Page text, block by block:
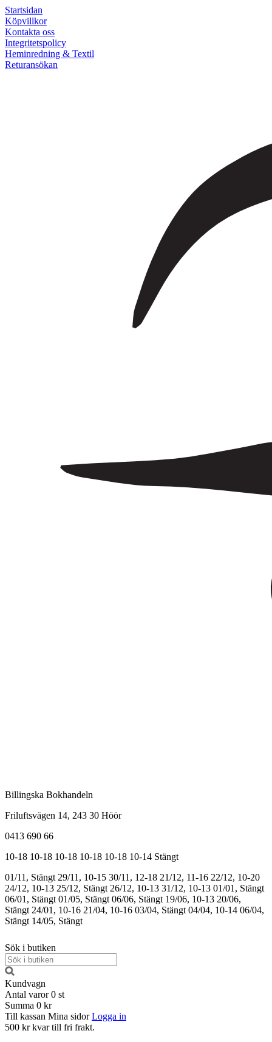
Startsidan
Köpvillkor
Kontakta oss
Integritetspolicy
Heminredning & Textil
Returansökan
Billingska Bokhandeln
Friluftsvägen 14, 243 30 Höör
0413 690 66
10-18 10-18 10-18 10-18 10-18 10-14 Stängt
01/11, Stängt 29/11, 10-15 30/11, 12-18 21/12, 11-16 22/12, 10-20
24/12, 10-13 25/12, Stängt 26/12, 10-13 31/12, 10-13 01/01, Stängt
06/01, Stängt 01/05, Stängt 06/06, Stängt 19/06, 10-13 20/06,
Stängt 24/01, 10-16 21/04, 10-16 03/04, Stängt 04/04, 10-14 06/04,
Stängt 14/05, Stängt
Sök i butiken
Kundvagn
Antal varor 0 st
Summa 0 kr
Till kassan Mina sidor Logga in
500 kr kvar till fri frakt.